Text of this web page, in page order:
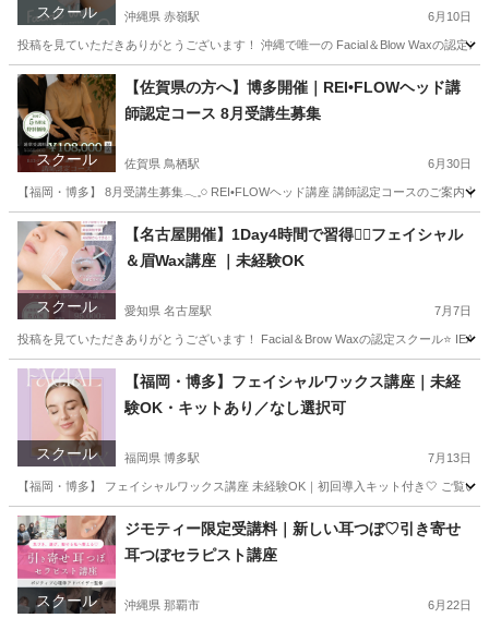
スクール 沖縄県 赤嶺駅 6月10日
投稿を見ていただきありがとうございます！ 沖縄で唯一の Facial＆Blow Waxの認定
沖縄 宮古郡 赤嶺駅 美容健康 フェイシャル
スクール
【佐賀県の方へ】博多開催｜REI•FLOWヘッド講
師認定コース 8月受講生募集
佐賀県 鳥栖駅 6月30日
【福岡・博多】 8月受講生募集𓂃𓈒𓏸 REI•FLOWヘッド講座 講師認定コースのご案内
佐賀 佐賀市 鳥栖駅 ヘッドスパ ヘッド
スクール
【名古屋開催】1Day4時間で習得❤️‍🔥フェイシャル
＆眉Wax講座 ｜未経験OK
愛知県 名古屋駅 7月7日
投稿を見ていただきありがとうございます！ Facial＆Brow Waxの認定スクール⭐️ IEA
愛知 名古屋市 名古屋駅
スクール
【福岡・博多】フェイシャルワックス講座｜未経
験OK・キットあり／なし選択可
福岡県 博多駅 7月13日
【福岡・博多】 フェイシャルワックス講座 未経験OK｜初回導入キット付き🤍 ご覧
福岡 福岡市 その他 フェイシャル
スクール
ジモティー限定受講料｜新しい耳つぼ♡引き寄せ
耳つぼセラピスト講座
沖縄県 那覇市 6月22日